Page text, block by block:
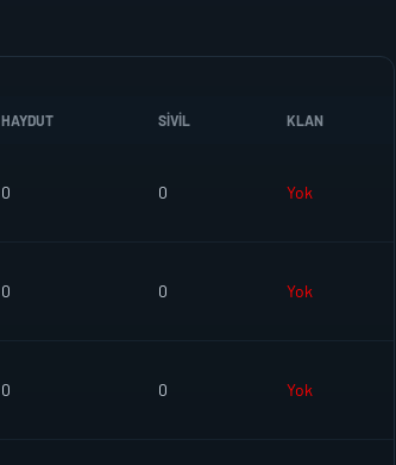
HAYDUT SIVIL KLAN
0 0 Yok
0 0 Yok
0 0 Yok